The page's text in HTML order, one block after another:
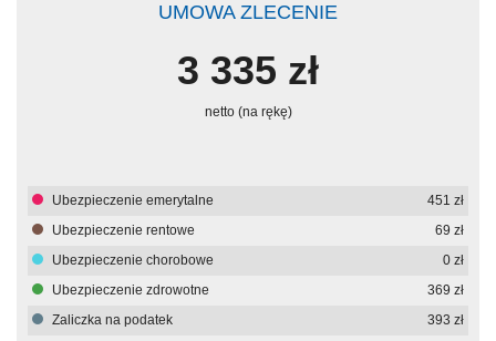
UMOWA ZLECENIE
3 335 zł
netto (na rękę)
Ubezpieczenie emerytalne 451 zł
Ubezpieczenie rentowe
69 zł
Ubezpieczenie chorobowe
0 zł
Ubezpieczenie zdrowotne
369 zł
Zaliczka na podatek
393 zł